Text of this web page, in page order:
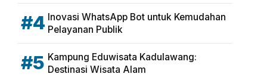
#4 Inovasi WhatsApp Bot untuk Kemudahan
Pelayanan Publik
#5 Kampung Eduwisata Kadulawang:
Destinasi Wisata Alam